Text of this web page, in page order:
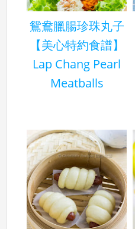
鴛鴦臘腸珍珠丸子
【美心特約食譜】
Lap Chang Pearl
Meatballs